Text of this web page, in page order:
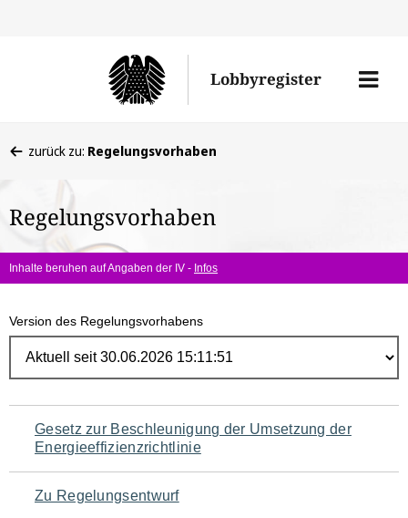
Lobbyregister
Menü
befinden
hier:
zurück zu: Regelungsvorhaben
Regelungsvorhaben
Inhalte beruhen auf Angaben der IV - Infos
Version des Regelungsvorhabens
Navigation
für
den
Gesetz zur Beschleunigung der Umsetzung der
Energieeffizienzrichtlinie
Zu Regelungsentwurf